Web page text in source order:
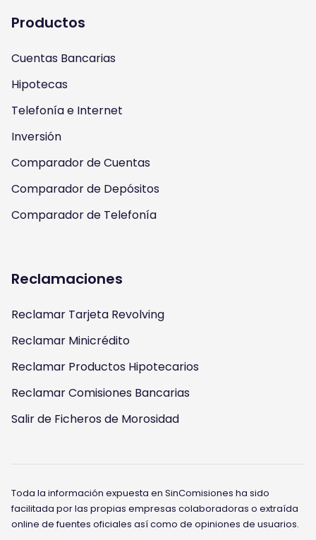
a
a
m
u
b
k
t
Productos
Cuentas Bancarias
Hipotecas
Telefonía e Internet
Inversión
Comparador de Cuentas
Comparador de Depósitos
Comparador de Telefonía
Reclamaciones
Reclamar Tarjeta Revolving
Reclamar Minicrédito
Reclamar Productos Hipotecarios
Reclamar Comisiones Bancarias
Salir de Ficheros de Morosidad
Toda la información expuesta en SinComisiones ha sido
facilitada por las propias empresas colaboradoras o extraída
online de fuentes oficiales así como de opiniones de usuarios.